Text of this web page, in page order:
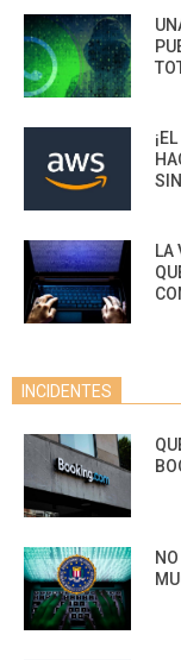
LA
INCIDENTES